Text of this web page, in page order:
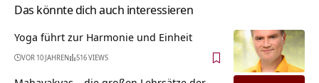
Das könnte dich auch interessieren
Yoga führt zur Harmonie und Einheit
VOR 10 JAHREN 516 VIEWS